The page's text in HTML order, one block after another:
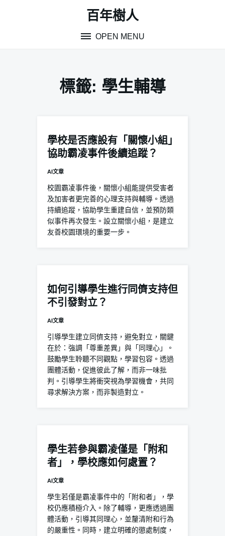
百年樹人
OPEN MENU
標籤: 學生輔導
學校是否應設有「關懷小組」
協助霸凌事件後續追蹤？
AI文章
校園霸凌事件後，關懷小組能提供受害者
及加害者更完善的心理支持與輔導。透過
持續追蹤，協助學生重建自信，並預防類
似事件再次發生。設立關懷小組，是建立
友善校園環境的重要一步。
如何引導學生進行同儕支持但
不引發對立？
AI文章
引導學生建立同儕支持，避免對立，關鍵
在於：強調「尊重差異」與「同理心」。
鼓勵學生聆聽不同觀點，學習包容。透過
團體活動，促進彼此了解，而非一味批
判。引導學生將衝突視為學習機會，共同
尋求解決方案，而非製造對立。
學生若參與霸凌僅是「附和
者」，學校應如何處置？
AI文章
學生若僅是霸凌事件中的「附和者」，學
校仍應積極介入。除了輔導，更應透過團
體活動，引導其同理心，並釐清附和行為
的嚴重性。同時，建立明確的懲處制度，